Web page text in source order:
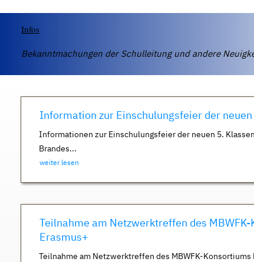
Infos
Bekanntmachungen der Schulleitung und andere
Information zur Einschulungsfeier der neuen
Informationen zur Einschulungsfeier der neuen 5.
Brandes...
weiter lesen
Teilnahme am Netzwerktreffen des
Erasmus+
Teilnahme am Netzwerktreffen des MBWFK-Konsortiums